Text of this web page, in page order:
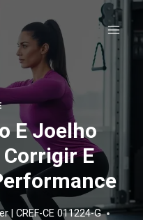
E Joelho
E
| CREF-CE 011224-G